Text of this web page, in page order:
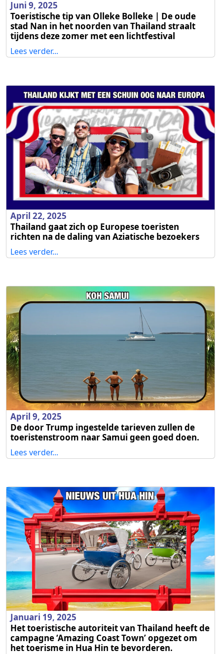
Juni 9, 2025
Toeristische tip van Olleke Bolleke | De oude
stad Nan in het noorden van Thailand straalt
tijdens deze zomer met een lichtfestival
Lees verder...
April 22, 2025
Thailand gaat zich op Europese toeristen
richten na de daling van Aziatische bezoekers
Lees verder...
April 9, 2025
De door Trump ingestelde tarieven zullen de
toeristenstroom naar Samui geen goed doen.
Lees verder...
Januari 19, 2025
Het toeristische autoriteit van Thailand heeft de
campagne ‘Amazing Coast Town’ opgezet om
het toerisme in Hua Hin te bevorderen.